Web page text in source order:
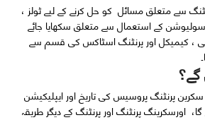
سے متعلق مسائل کو حل کرنے کے لیے ٹولز ،
کے استعمال سے متعلق سکھایا جائے
، کیمیکل اور پرنٹنگ اسٹاکس کی قسم سے
پرنٹنگ پروسیس کی تاریخ اور ایپلیکیشن
اورسکرینگ پرنٹنگ اور پرنٹنگ کے دیگر طریقہ